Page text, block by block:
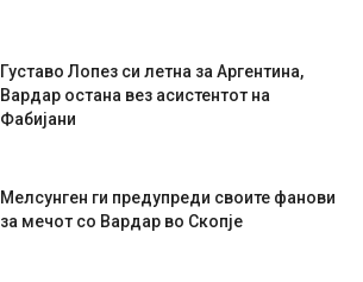
Густаво Лопез си летна за Аргентина,
Вардар остана вез асистентот на
Фабијани
Мелсунген ги предупреди своите фанови
за мечот со Вардар во Скопје